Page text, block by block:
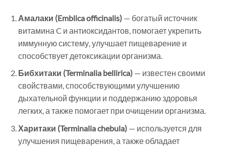
Амалаки (Emblica officinalis)— богатый источник
витамина C и антиоксидантов, помогает укрепить
иммунную систему, улучшает пищеварение и
способствует детоксикации организма.
Бибхитаки (Terminalia bellirica)— известен своими
свойствами, способствующими улучшению
дыхательной функции и поддержанию здоровья
легких, а также помогает при очищении организма.
Харитаки (Terminalia chebula)— используется для
улучшения пищеварения, а также обладает